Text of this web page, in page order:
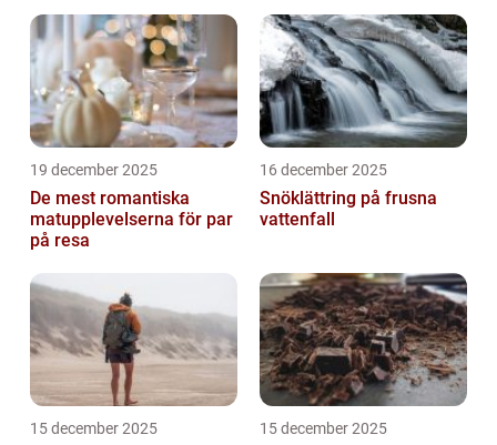
19 december 2025
De mest romantiska
matupplevelserna för par
på resa
16 december 2025
Snöklättring på frusna
vattenfall
15 december 2025 15 december 2025